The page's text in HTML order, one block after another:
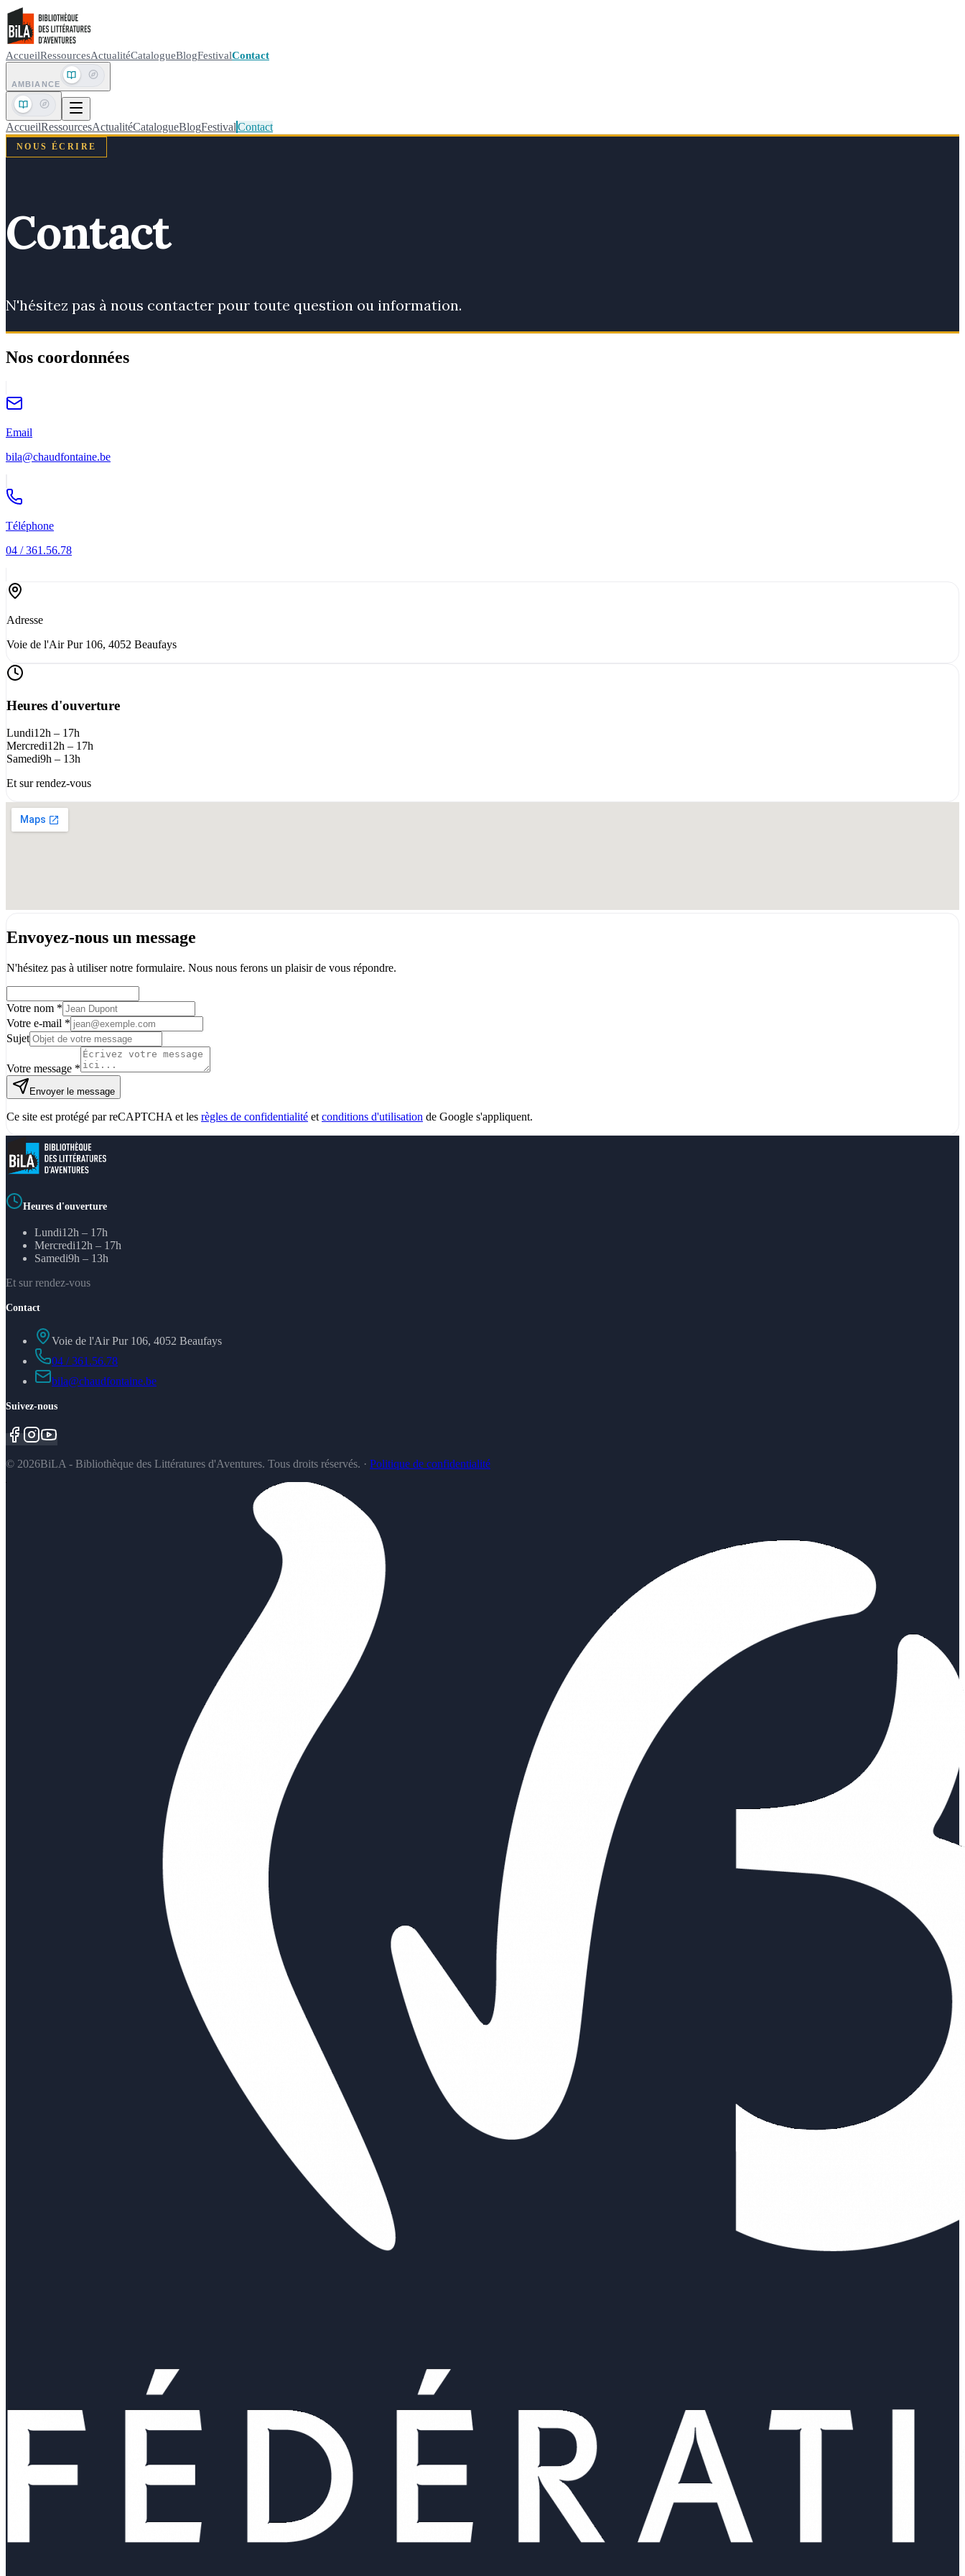
AccueilRessourcesActualitéCatalogueBlogFestivalContact
AMBIANCE
AccueilRessourcesActualitéCatalogueBlogFestivalContact
NOUS ÉCRIRE
Contact
N'hésitez pas à nous contacter pour toute question ou information.
Nos coordonnées
Email
bila@chaudfontaine.be
Téléphone
04 / 361.56.78
Adresse
Voie de l'Air Pur 106, 4052 Beaufays
Heures d'ouverture
Lundi12h – 17h
Mercredi12h – 17h
Samedi9h – 13h
Et sur rendez-vous
Envoyez-nous un message
N'hésitez pas à utiliser notre formulaire. Nous nous ferons un plaisir de vous répondre.
Votre nom *
Votre e-mail *
Sujet
Votre message *
Envoyer le message
Ce site est protégé par reCAPTCHA et les règles de confidentialité et conditions d'utilisation de Google s'appliquent.
Heures d'ouverture
Lundi12h – 17h
Mercredi12h – 17h
Samedi9h – 13h
Et sur rendez-vous
Contact
Voie de l'Air Pur 106, 4052 Beaufays
04 / 361.56.78
bila@chaudfontaine.be
Suivez-nous
© 2026BiLA - Bibliothèque des Littératures d'Aventures. Tous droits réservés. · Politique de confidentialité